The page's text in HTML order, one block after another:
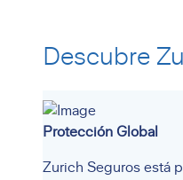
Descubre
Protección Global
Zurich Seguros está